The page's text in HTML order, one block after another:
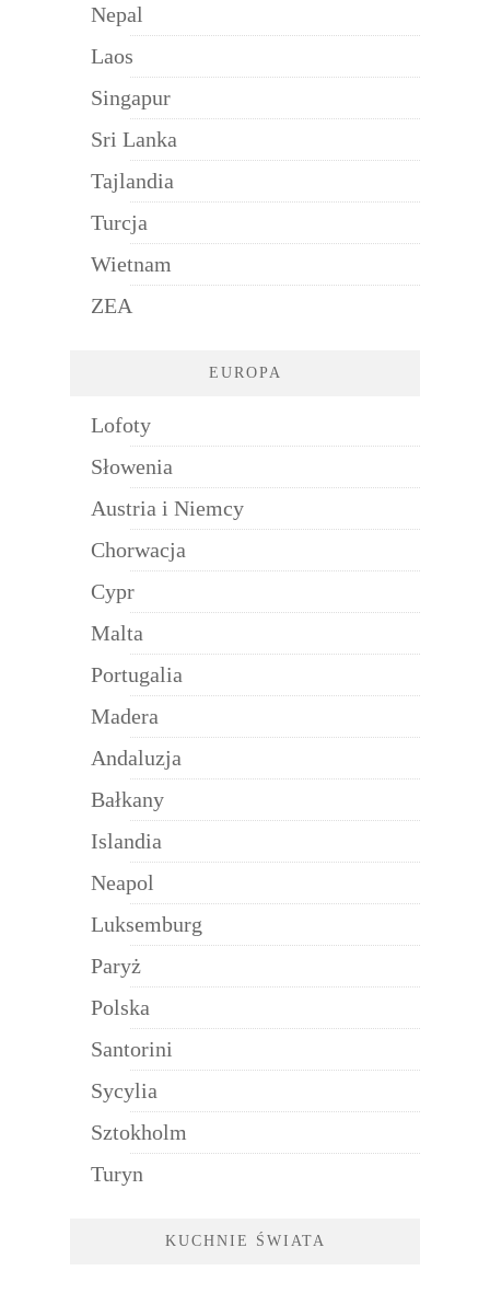
Nepal
Laos
Singapur
Sri Lanka
Tajlandia
Turcja
Wietnam
ZEA
EUROPA
Lofoty
Słowenia
Austria i Niemcy
Chorwacja
Cypr
Malta
Portugalia
Madera
Andaluzja
Bałkany
Islandia
Neapol
Luksemburg
Paryż
Polska
Santorini
Sycylia
Sztokholm
Turyn
KUCHNIE ŚWIATA